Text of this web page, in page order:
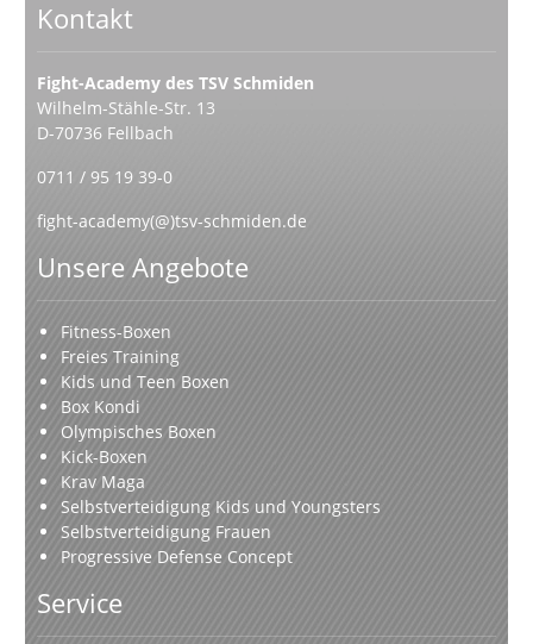
Kontakt
Fight-Academy des TSV Schmiden
Wilhelm-Stähle-Str. 13
D-70736 Fellbach
0711 / 95 19 39-0
fight-academy(@)tsv-schmiden.de
Unsere Angebote
Fitness-Boxen
Freies Training
Kids und Teen Boxen
Box Kondi
Olympisches Boxen
Kick-Boxen
Krav Maga
Selbstverteidigung Kids und Youngsters
Selbstverteidigung Frauen
Progressive Defense Concept
Service